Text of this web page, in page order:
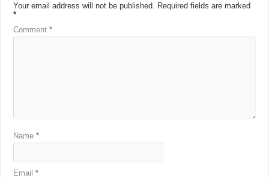
Your email address will not be published.
Required fields are marked
*
Comment*
Name*
Email*